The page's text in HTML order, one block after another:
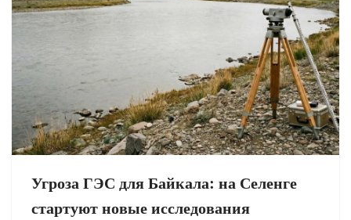
Угроза ГЭС для Байкала: на Селенге
стартуют новые исследования